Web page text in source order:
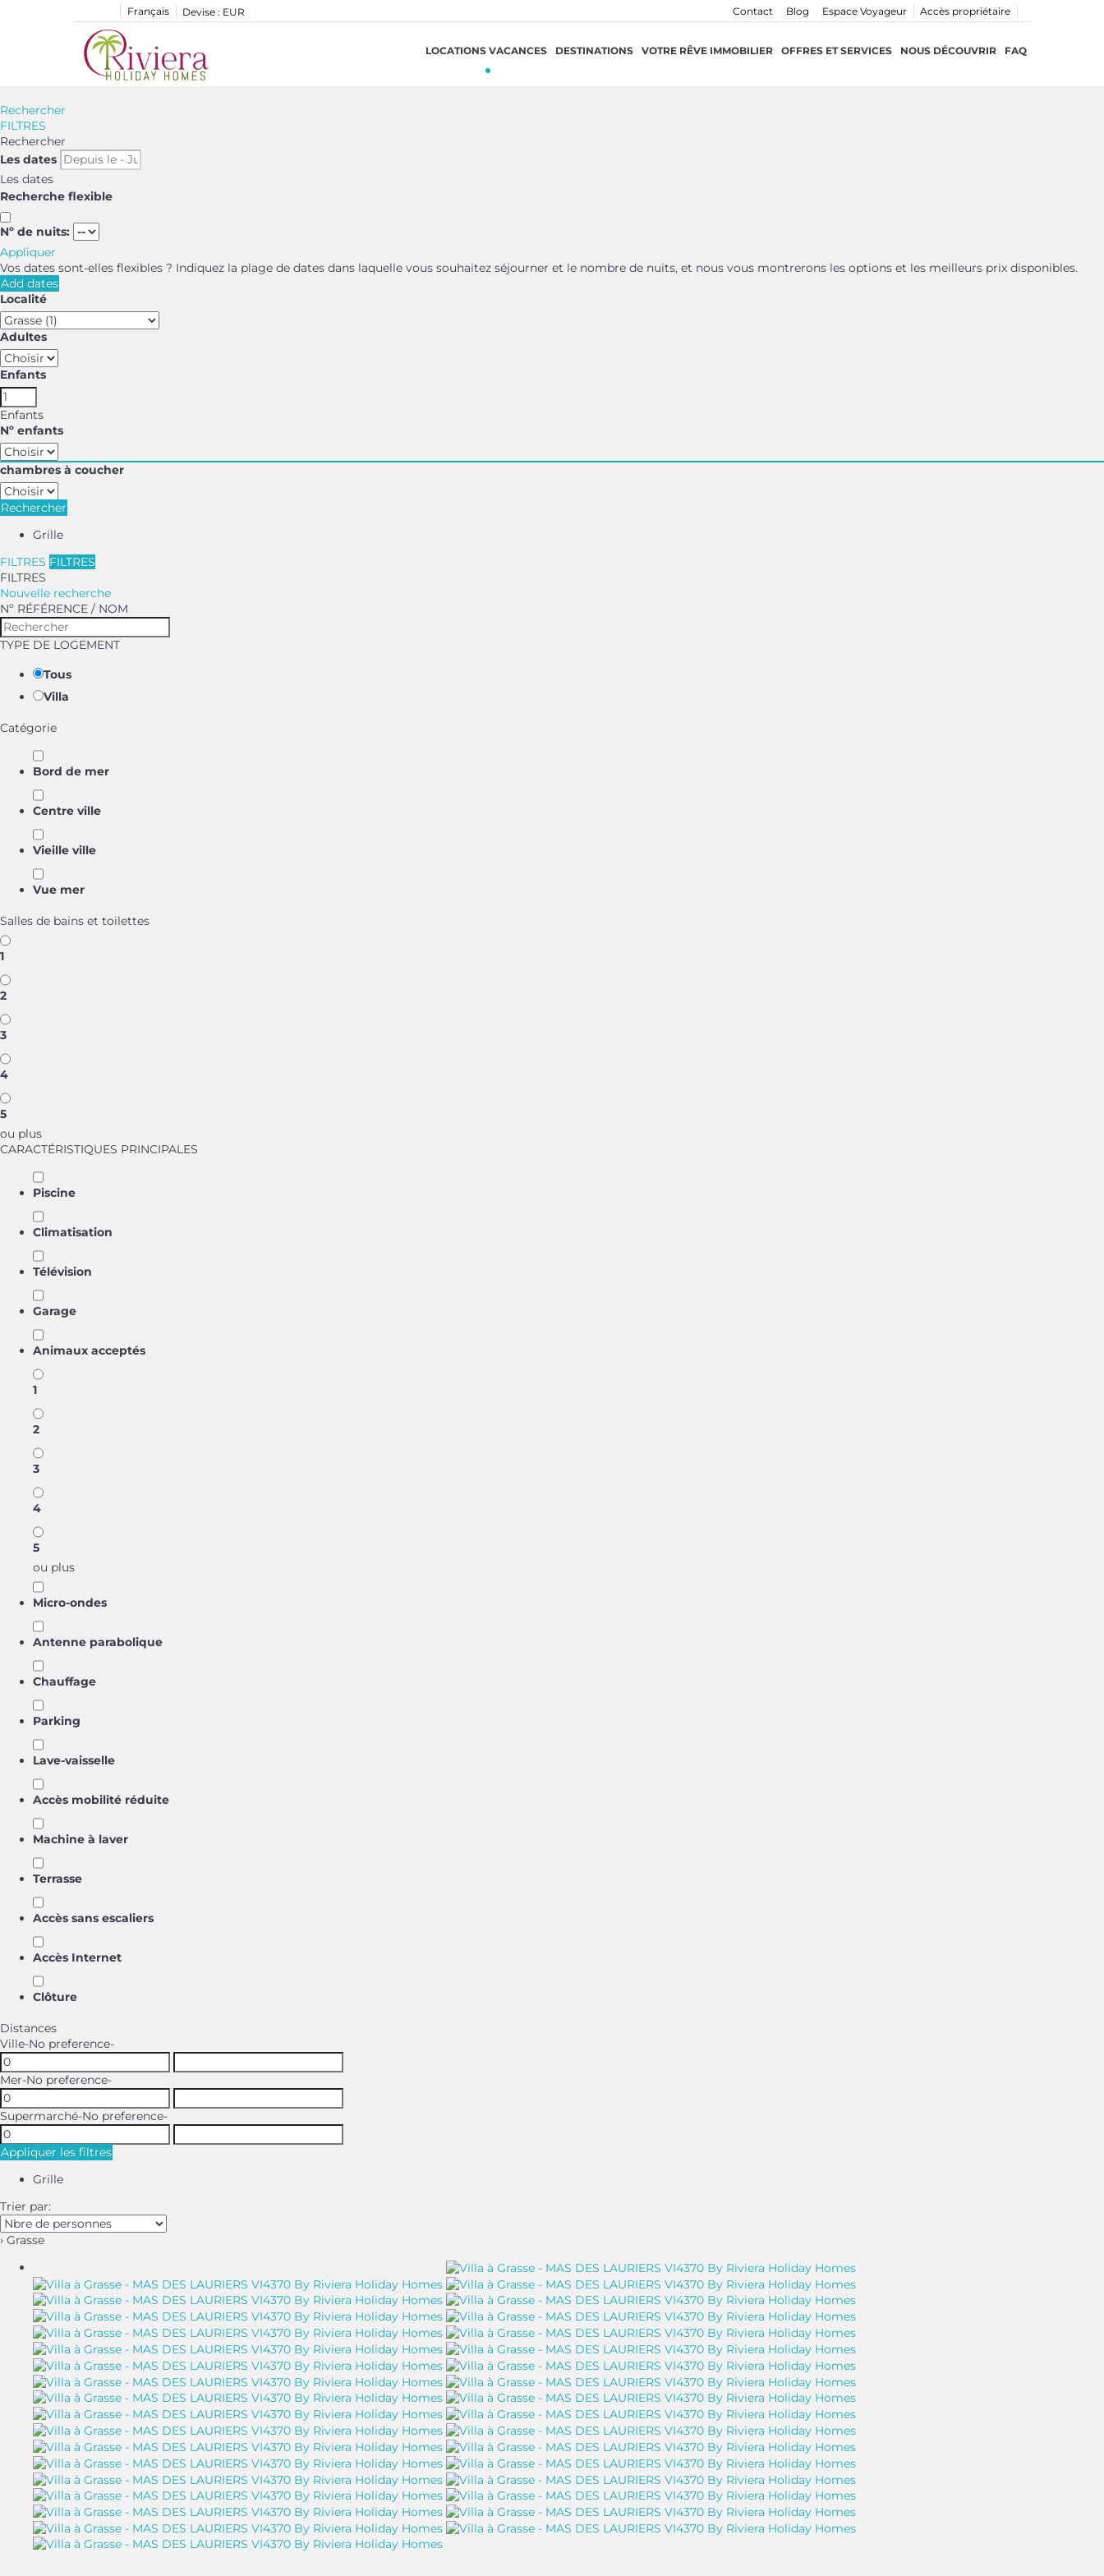
Français Devise : EUR Accès propriétaire
Espace Voyageur
Blog
Contact
LOCATIONS VACANCES DESTINATIONS VOTRE RÊVE IMMOBILIER OFFRES ET SERVICES NOUS DÉCOUVRIR FAQ
Rechercher
FILTRES
Rechercher
Les dates
Les dates
Recherche flexible
Nº de nuits:
Appliquer
Vos dates sont-elles flexibles ? Indiquez la plage de dates dans laquelle vous souhaitez séjourner et le nombre de nuits, et nous vous montrerons les options et les meilleurs prix disponibles.
Add dates
Localité
Adultes
Enfants
Enfants
Nº enfants
chambres à coucher
Rechercher
Grille
FILTRES FILTRES
FILTRES
Nouvelle recherche
Nº RÉFÉRENCE / NOM
TYPE DE LOGEMENT
Tous
Villa
Catégorie
Bord de mer
Centre ville
Vieille ville
Vue mer
Salles de bains et toilettes
1
2
3
4
5
ou plus
CARACTÉRISTIQUES PRINCIPALES
Piscine
Climatisation
Télévision
Garage
Animaux acceptés
1
2
3
4
5
ou plus
Micro-ondes
Antenne parabolique
Chauffage
Parking
Lave-vaisselle
Accès mobilité réduite
Machine à laver
Terrasse
Accès sans escaliers
Accès Internet
Clôture
Distances
Ville-No preference-
Mer-No preference-
Supermarché-No preference-
Appliquer les filtres
Grille
Trier par:
› Grasse